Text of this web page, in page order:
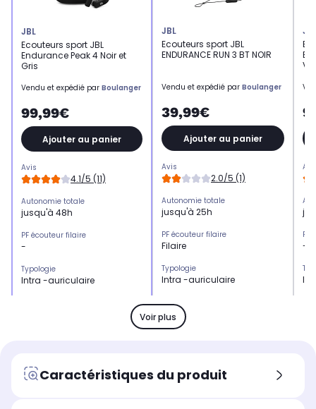
JBL
Ecouteurs sport JBL
Endurance Peak 4 Noir et
Gris
Vendu et expédié par Boulanger
99,99€
Ajouter au panier
Avis
4.1/5 (11)
Autonomie totale
jusqu'à 48h
PF écouteur filaire
-
Typologie
Intra -auriculaire
Résistance
Pluie, eau
JBL
Ecouteurs sport JBL
ENDURANCE RUN 3 BT NOIR
Vendu et expédié par Boulanger
39,99€
Ajouter au panier
Avis
2.0/5 (1)
Autonomie totale
jusqu'à 25h
PF écouteur filaire
Filaire
Typologie
Intra -auriculaire
PF Réduction de bruit
-
Résistance
Pluie, eau
PF
-
Voir plus
Caractéristiques du produit